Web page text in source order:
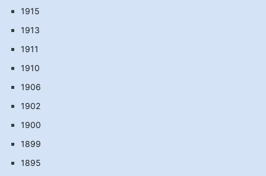
1915
1913
1911
1910
1906
1902
1900
1899
1895